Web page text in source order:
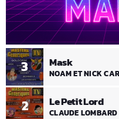
2 Le Petit Lord
CLAUDE LOMBARD
3 Mask
NOAM ET NICK